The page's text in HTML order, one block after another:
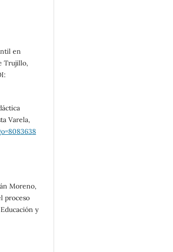
en
Trujillo,
Varela,
Moreno,
proceso
y